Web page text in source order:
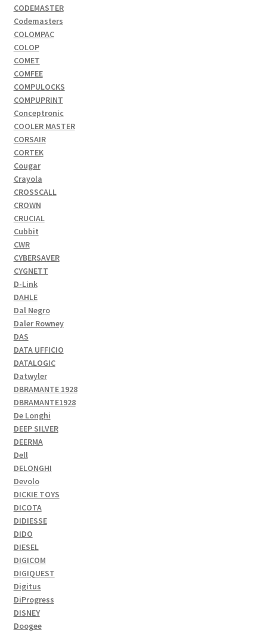
CODEMASTER
Codemasters
COLOMPAC
COLOP
COMET
COMFEE
COMPULOCKS
COMPUPRINT
Conceptronic
COOLER MASTER
CORSAIR
CORTEK
Cougar
Crayola
CROSSCALL
CROWN
CRUCIAL
Cubbit
CWR
CYBERSAVER
CYGNETT
D-Link
DAHLE
Dal Negro
Daler Rowney
DAS
DATA UFFICIO
DATALOGIC
Datwyler
DBRAMANTE 1928
DBRAMANTE1928
De Longhi
DEEP SILVER
DEERMA
Dell
DELONGHI
Devolo
DICKIE TOYS
DICOTA
DIDIESSE
DIDO
DIESEL
DIGICOM
DIGIQUEST
Digitus
DiProgress
DISNEY
Doogee